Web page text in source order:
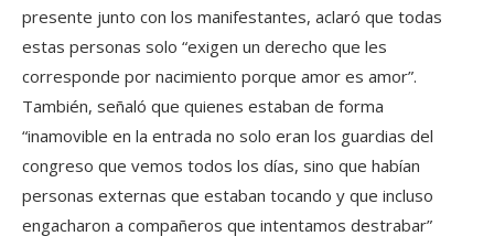
presente junto con los manifestantes, aclaró que todas
estas personas solo “exigen un derecho que les
corresponde por nacimiento porque amor es amor”.
También, señaló que quienes estaban de forma
“inamovible en la entrada no solo eran los guardias del
congreso que vemos todos los días, sino que habían
personas externas que estaban tocando y que incluso
engacharon a compañeros que intentamos destrabar”